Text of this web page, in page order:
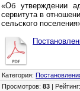
«Об утверждении
сервитута в
сельского
Категория:
Просмотров:83 Рейтинг